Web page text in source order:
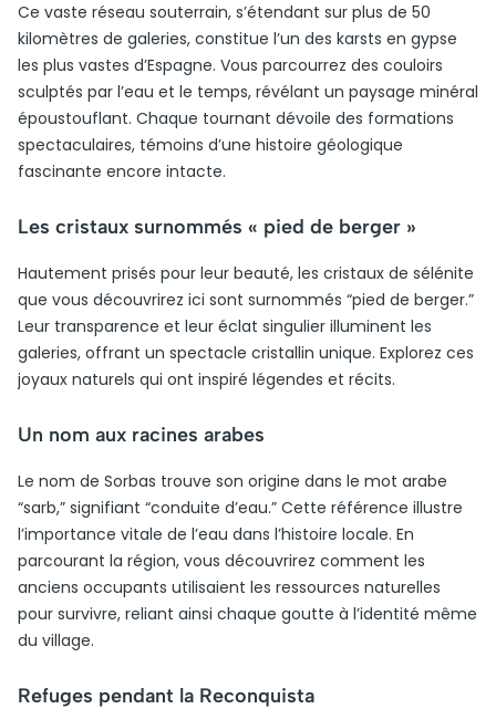
Ce vaste réseau souterrain, s’étendant sur plus de 50
kilomètres de galeries, constitue l’un des karsts en gypse
les plus vastes d’Espagne. Vous parcourrez des couloirs
sculptés par l’eau et le temps, révélant un paysage minéral
époustouflant. Chaque tournant dévoile des formations
spectaculaires, témoins d’une histoire géologique
fascinante encore intacte.
Les cristaux surnommés « pied de berger »
Hautement prisés pour leur beauté, les cristaux de sélénite
que vous découvrirez ici sont surnommés “pied de berger.”
Leur transparence et leur éclat singulier illuminent les
galeries, offrant un spectacle cristallin unique. Explorez ces
joyaux naturels qui ont inspiré légendes et récits.
Un nom aux racines arabes
Le nom de Sorbas trouve son origine dans le mot arabe
“sarb,” signifiant “conduite d’eau.” Cette référence illustre
l’importance vitale de l’eau dans l’histoire locale. En
parcourant la région, vous découvrirez comment les
anciens occupants utilisaient les ressources naturelles
pour survivre, reliant ainsi chaque goutte à l’identité même
du village.
Refuges pendant la Reconquista